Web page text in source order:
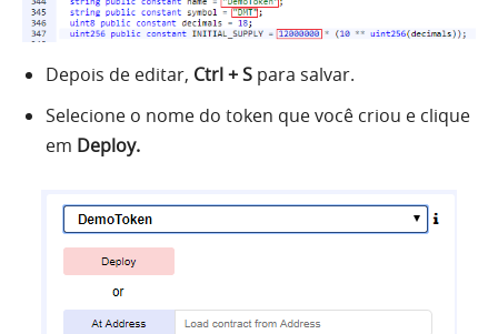
Depois de editar, Ctrl + S para salvar.
Selecione o nome do token que você criou e clique
em Deploy.